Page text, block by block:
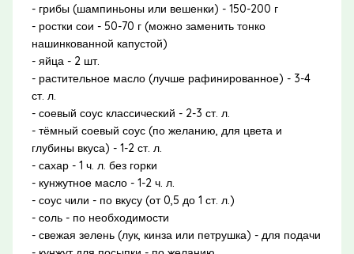
- грибы (шампиньоны или вешенки) - 150-200 г
- ростки сои - 50-70 г (можно заменить тонко
нашинкованной капустой)
- яйца - 2 шт.
- растительное масло (лучше рафинированное) - 3-4
ст. л.
- соевый соус классический - 2-3 ст. л.
- тёмный соевый соус (по желанию, для цвета и
глубины вкуса) - 1-2 ст. л.
- сахар - 1 ч. л. без горки
- кунжутное масло - 1-2 ч. л.
- соус чили - по вкусу (от 0,5 до 1 ст. л.)
- соль - по необходимости
- свежая зелень (лук, кинза или петрушка) - для подачи